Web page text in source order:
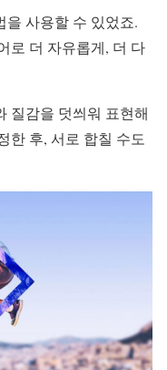
을 사용할 수 있었죠.
로 더 자유롭게, 더 다
질감을 덧씌워 표현해
한 후, 서로 합칠 수도